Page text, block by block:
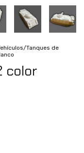
Tanques de
color